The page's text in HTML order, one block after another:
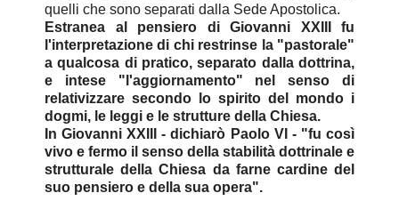
quelli che sono separati dalla Sede Apostolica.
Estranea al pensiero di Giovanni XXIII fu
l'interpretazione di chi restrinse la "pastorale"
a qualcosa di pratico, separato dalla dottrina,
e intese "l'aggiornamento" nel senso di
relativizzare secondo lo spirito del mondo i
dogmi, le leggi e le strutture della Chiesa.
In Giovanni XXIII - dichiarò Paolo VI - "fu così
vivo e fermo il senso della stabilità dottrinale e
strutturale della Chiesa da farne cardine del
suo pensiero e della sua opera".